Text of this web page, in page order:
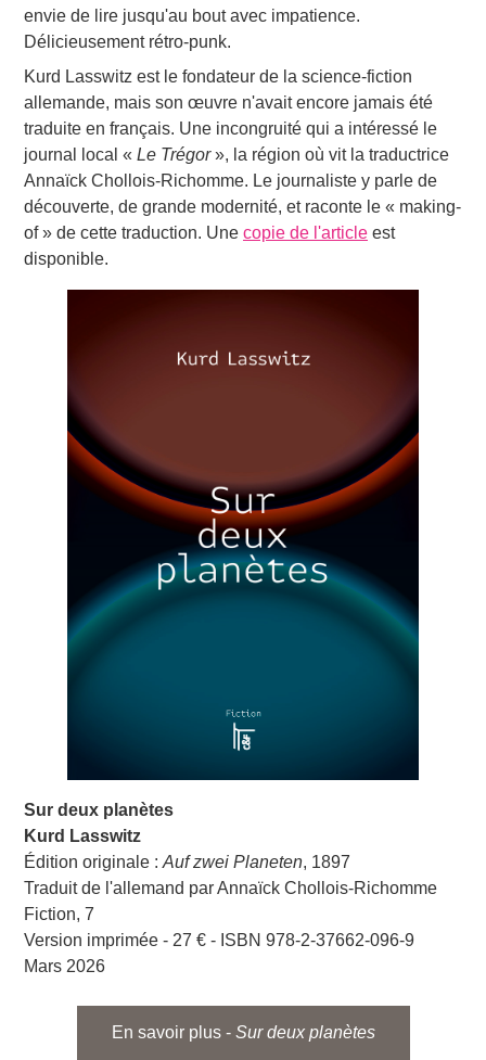
envie de lire jusqu'au bout avec impatience.
Délicieusement rétro-punk.
Kurd Lasswitz est le fondateur de la science-fiction
allemande, mais son œuvre n'avait encore jamais été
traduite en français. Une incongruité qui a intéressé le
journal local « Le Trégor», la région où vit la traductrice
Annaïck Chollois-Richomme. Le journaliste y parle de
découverte, de grande modernité, et raconte le « making-
of » de cette traduction. Une copie de l'article est
disponible.
Sur deux planètes
Kurd Lasswitz
Édition originale : Auf zwei Planeten, 1897
Traduit de l'allemand par Annaïck Chollois-Richomme
Fiction, 7
Version imprimée - 27 € - ISBN 978-2-37662-096-9
Mars 2026
En savoir plus - Sur deux planètes